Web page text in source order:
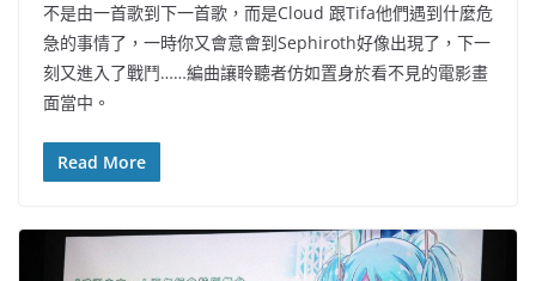
不是由一首歌到下一首歌，而是Cloud 跟Tifa他們遇到什麼危
急的事情了，一時你又會意會到Sephiroth好像出現了，下一
刻又進入了戰鬥……編曲讓聆聽者仿如置身於看不見的電影畫
面當中。
Read More